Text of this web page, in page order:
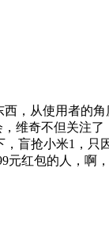
，从使用者的
维奇不但关注
盲抢小米1，
红包的人，啊，